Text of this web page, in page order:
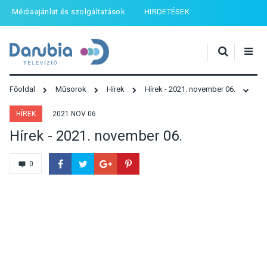
Médiaajánlat és szolgáltatások HIRDETÉSEK
Főoldal Műsorok Hírek Hírek - 2021. november 06.
HÍREK 2021 NOV 06
Hírek - 2021. november 06.
0